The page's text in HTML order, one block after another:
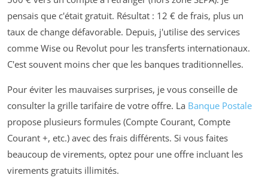
pensais que c'était gratuit. Résultat : 12 € de frais, plus un
taux de change défavorable. Depuis, j'utilise des services
comme Wise ou Revolut pour les transferts internationaux.
C'est souvent moins cher que les banques traditionnelles.
Pour éviter les mauvaises surprises, je vous conseille de
consulter la grille tarifaire de votre offre. La Banque Postale
propose plusieurs formules (Compte Courant, Compte
Courant +, etc.) avec des frais différents. Si vous faites
beaucoup de virements, optez pour une offre incluant les
virements gratuits illimités.